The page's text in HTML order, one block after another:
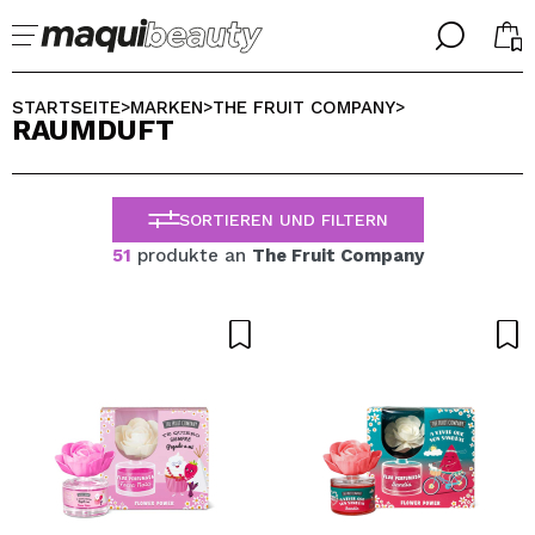
╳
Ich bin bereits #maquilover, ich habe ein Konto
Ich habe hier kein Konto
╳
WÄHLE DEINE SPRACHE
ALEMAN
ESPAÑOL
ENGLISH
FRANCES
STARTSEITE>MARKEN>THE FRUIT COMPANY>
RAUMDUFT
SORTIEREN UND FILTERN
51 produkte an The Fruit Company